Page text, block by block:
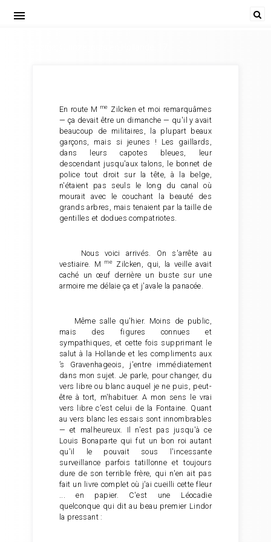
menu
En route Mme Zilcken et moi remarquâmes
— ça devait être un dimanche — qu'il y avait
beaucoup de militaires, la plupart beaux
garçons, mais si jeunes ! Les gaillards,
dans leurs capotes bleues, leur
descendant jusqu'aux talons, le bonnet de
police tout droit sur la tête, à la belge,
n'étaient pas seuls le long du canal où
mourait avec le couchant la beauté des
grands arbres, mais tenaient par la taille de
gentilles et dodues compatriotes.
Nous voici arrivés. On s'arrête au
vestiaire. Mme
Zilcken, qui, la veille avait
caché un œuf derrière un buste sur une
armoire me délaie ça et j'avale la panacée.
Même salle qu'hier. Moins de public,
mais des figures connues et
sympathiques, et cette fois supprimant le
salut à la Hollande et les compliments aux
’s Gravenhageois, j'entre immédiatement
dans mon sujet. Je parle, pour changer, du
vers libre ou blanc auquel je ne puis, peut-
être à tort, m'habituer. A mon sens le vrai
vers libre c'est celui de la Fontaine. Quant
au vers blanc les essais sont innombrables
— et malheureux. Il n'est pas jusqu'à ce
Louis Bonaparte qui fut un bon roi autant
qu'il le pouvait sous l'incessante
surveillance parfois tatillonne et toujours
dure de son terrible frère, qui n'en ait pas
fait un livre complet où j'ai cueilli cette fleur
... en papier. C'est une Léocadie
quelconque qui dit au beau premier Lindor
la pressant :